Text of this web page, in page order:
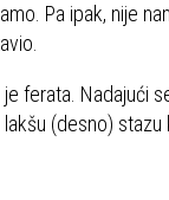
Pa ipak, nije
ferata. Nadajući
(desno) stazu